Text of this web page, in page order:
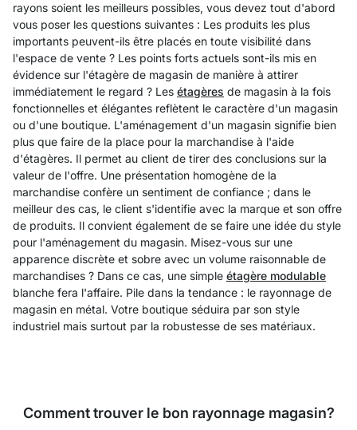
rayons soient les meilleurs possibles, vous devez tout d'abord
vous poser les questions suivantes : Les produits les plus
importants peuvent-ils être placés en toute visibilité dans
l'espace de vente ? Les points forts actuels sont-ils mis en
évidence sur l'étagère de magasin de manière à attirer
immédiatement le regard ? Les étagères de magasin à la fois
fonctionnelles et élégantes reflètent le caractère d'un magasin
ou d'une boutique. L'aménagement d'un magasin signifie bien
plus que faire de la place pour la marchandise à l'aide
d'étagères. Il permet au client de tirer des conclusions sur la
valeur de l'offre. Une présentation homogène de la
marchandise confère un sentiment de confiance ; dans le
meilleur des cas, le client s'identifie avec la marque et son offre
de produits. Il convient également de se faire une idée du style
pour l'aménagement du magasin. Misez-vous sur une
apparence discrète et sobre avec un volume raisonnable de
marchandises ? Dans ce cas, une simple étagère modulable
blanche fera l'affaire. Pile dans la tendance : le rayonnage de
magasin en métal. Votre boutique séduira par son style
industriel mais surtout par la robustesse de ses matériaux.
Comment trouver le bon rayonnage magasin?